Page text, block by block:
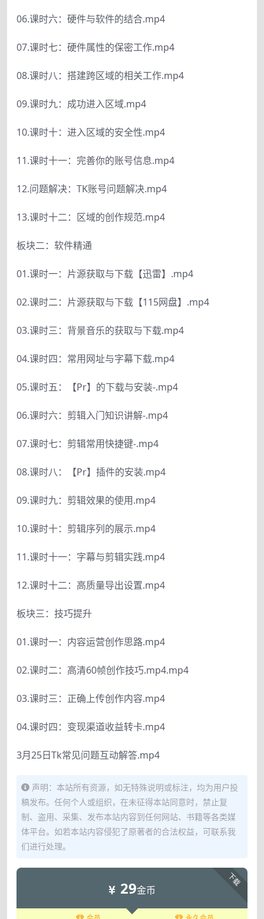
06.课时六：硬件与软件的结合.mp4
07.课时七：硬件属性的保密工作.mp4
08.课时八：搭建跨区域的相关工作.mp4
09.课时九：成功进入区域.mp4
10.课时十：进入区域的安全性.mp4
11.课时十一：完善你的账号信息.mp4
12.问题解决：TK账号问题解决.mp4
13.课时十二：区域的创作规范.mp4
板块二：软件精通
01.课时一：片源获取与下载【迅雷】.mp4
02.课时二：片源获取与下载【115网盘】.mp4
03.课时三：背景音乐的获取与下载.mp4
04.课时四：常用网址与字幕下载.mp4
05.课时五：【Pr】的下载与安装-.mp4
06.课时六：剪辑入门知识讲解-.mp4
07.课时七：剪辑常用快捷键-.mp4
08.课时八：【Pr】插件的安装.mp4
09.课时九：剪辑效果的使用.mp4
10.课时十：剪辑序列的展示.mp4
11.课时十一：字幕与剪辑实践.mp4
12.课时十二：高质量导出设置.mp4
板块三：技巧提升
01.课时一：内容运营创作思路.mp4
02.课时二：高清60帧创作技巧.mp4.mp4
03.课时三：正确上传创作内容.mp4
04.课时四：变现渠道收益转卡.mp4
3月25日Tk常见问题互动解答.mp4
声明：本站所有资源，如无特殊说明或标注，均为用户投
稿发布。任何个人或组织，在未征得本站同意时，禁止复
制、盗用、采集、发布本站内容到任何网站、书籍等各类媒
体平台。如若本站内容侵犯了原著者的合法权益，可联系我
们进行处理。
下载
29金币